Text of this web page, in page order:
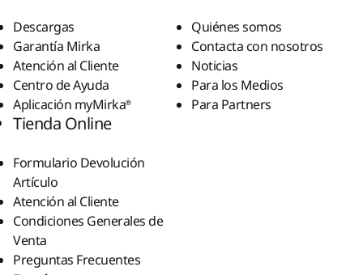
Descargas
Garantía Mirka
Atención al Cliente
Centro de Ayuda
Aplicación myMirka®
Quiénes somos
Contacta con nosotros
Noticias
Para los Medios
Para Partners
Tienda Online
Formulario Devolución
Artículo
Atención al Cliente
Condiciones Generales de
Venta
Preguntas Frecuentes